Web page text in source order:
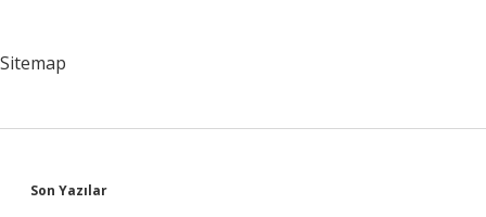
Sitemap
Sidebar
Son Yazılar